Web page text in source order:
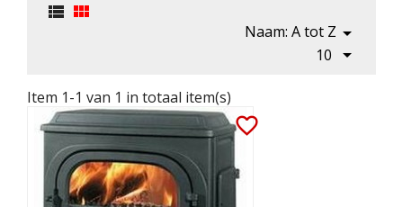
 
Naam: A tot Z 
10 
Item 1-1 van 1 in totaal item(s)
favorite_border